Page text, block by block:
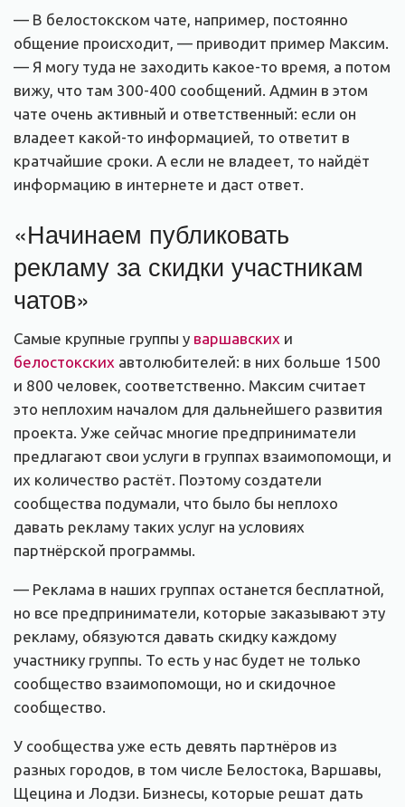
— В белостокском чате, например, постоянно
общение происходит, — приводит пример Максим.
— Я могу туда не заходить какое-то время, а потом
вижу, что там 300-400 сообщений. Админ в этом
чате очень активный и ответственный: если он
владеет какой-то информацией, то ответит в
кратчайшие сроки. А если не владеет, то найдёт
информацию в интернете и даст ответ.
«Начинаем публиковать
рекламу за скидки участникам
чатов»
Самые крупные группы у варшавских и
белостокских автолюбителей: в них больше 1500
и 800 человек, соответственно. Максим считает
это неплохим началом для дальнейшего развития
проекта. Уже сейчас многие предприниматели
предлагают свои услуги в группах взаимопомощи, и
их количество растёт. Поэтому создатели
сообщества подумали, что было бы неплохо
давать рекламу таких услуг на условиях
партнёрской программы.
— Реклама в наших группах останется бесплатной,
но все предприниматели, которые заказывают эту
рекламу, обязуются давать скидку каждому
участнику группы. То есть у нас будет не только
сообщество взаимопомощи, но и скидочное
сообщество.
У сообщества уже есть девять партнёров из
разных городов, в том числе Белостока, Варшавы,
Щецина и Лодзи. Бизнесы, которые решат дать